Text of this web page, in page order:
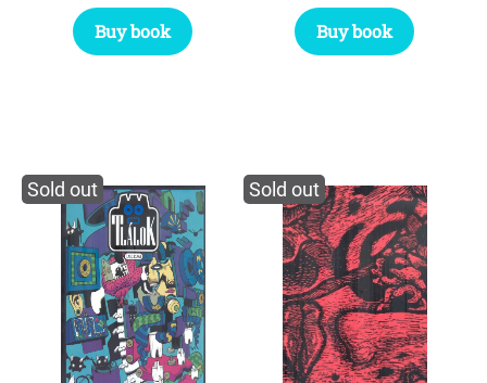
Buy book Buy book
Sold out Sold out